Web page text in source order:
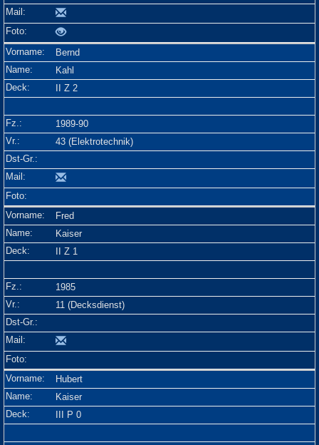
Bernd
Kahl
II Z 2
1989-90
43 (Elektrotechnik)
Fred
Kaiser
II Z 1
1985
11 (Decksdienst)
Hubert
Kaiser
III P 0